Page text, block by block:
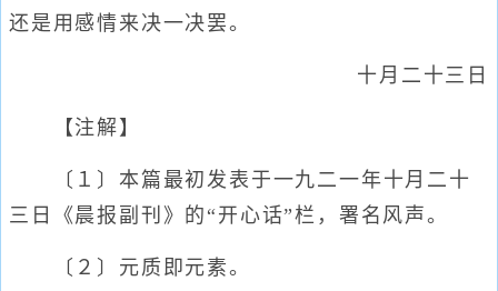
还是用感情来决一决罢。
十月二十三日
【注解】
〔１〕本篇最初发表于一九二一年十月二十
三日《晨报副刊》的“开心话”栏，署名风声。
〔２〕元质即元素。